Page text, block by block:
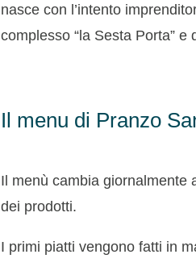
nasce con l’intento
complesso “la Sesta Porta”
Il menu di Pranzo
Il menù cambia giornalmente
dei prodotti.
I primi piatti vengono fatti in